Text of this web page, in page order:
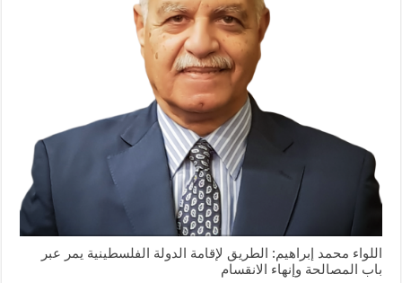
اللواء محمد إبراهيم: الطريق لإقامة الدولة الفلسطينية يمر عبر
باب المصالحة وإنهاء الانقسام